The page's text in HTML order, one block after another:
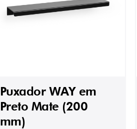
Puxador WAY em
Preto Mate (200
mm)